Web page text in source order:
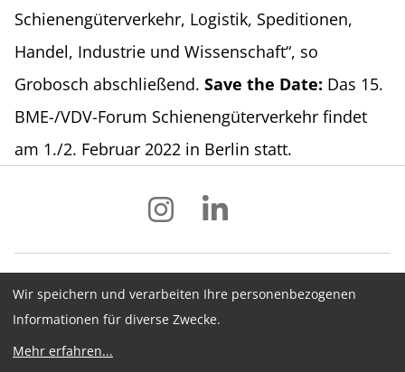
Schienengüterverkehr, Logistik, Speditionen,
Handel, Industrie und Wissenschaft“, so
Grobosch abschließend. Save the Date: Das 15.
BME-/VDV-Forum Schienengüterverkehr findet
am 1./2. Februar 2022 in Berlin statt.
Impressum Datenschutz
AGB
Hinweisgebersystem
Newsletter
Cookie-Konfiguration
Wir speichern und verarbeiten Ihre personenbezogenen
Informationen für diverse Zwecke.
Mehr erfahren...